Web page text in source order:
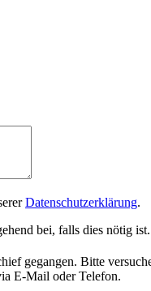
Datenschutzerklärung.
bei, falls dies nötig ist.
gegangen. Bitte
E-Mail oder Telefon.